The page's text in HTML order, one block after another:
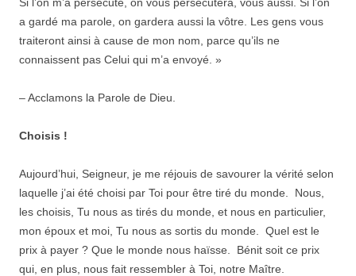
a gardé ma parole, on gardera aussi la vôtre. Les gens vous
traiteront ainsi à cause de mon nom, parce qu’ils ne
connaissent pas Celui qui m’a envoyé. »
– Acclamons la Parole de Dieu.
Choisis !
Aujourd’hui, Seigneur, je me réjouis de savourer la vérité selon
laquelle j’ai été choisi par Toi pour être tiré du monde. Nous,
les choisis, Tu nous as tirés du monde, et nous en particulier,
mon époux et moi, Tu nous as sortis du monde. Quel est le
prix à payer ? Que le monde nous haïsse. Bénit soit ce prix
qui, en plus, nous fait ressembler à Toi, notre Maître.